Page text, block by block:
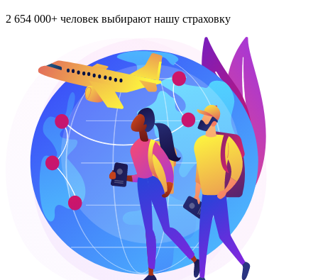
2 654 000+ человек выбирают нашу страховку